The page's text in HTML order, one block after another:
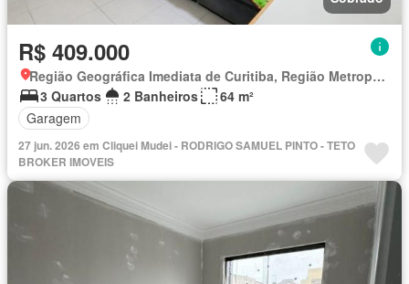
R$ 409.000
Região Geográfica Imediata de Curitiba, Região Metropolitana de Curitiba
3 Quartos
2 Banheiros
64 m²
Garagem
27 jun. 2026 em Cliquei Mudei - RODRIGO SAMUEL PINTO - TETO
BROKER IMOVEIS